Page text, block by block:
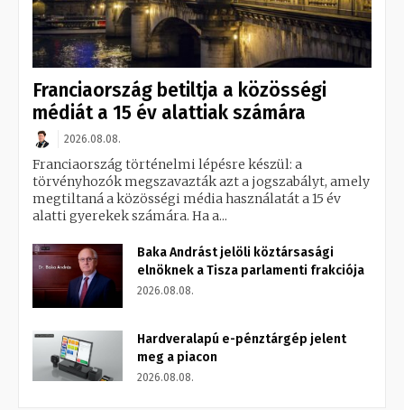
Franciaország betiltja a közösségi
médiát a 15 év alattiak számára
2026.08.08.
Franciaország történelmi lépésre készül: a
törvényhozók megszavazták azt a jogszabályt, amely
megtiltaná a közösségi média használatát a 15 év
alatti gyerekek számára. Ha a...
Baka Andrást jelöli köztársasági
elnöknek a Tisza parlamenti frakciója
2026.08.08.
Hardveralapú e-pénztárgép jelent
meg a piacon
2026.08.08.